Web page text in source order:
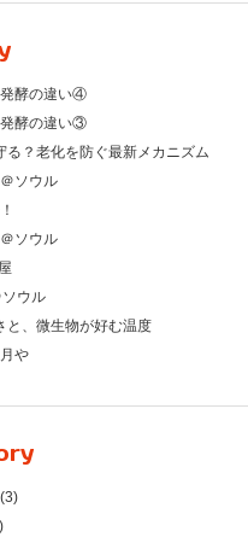
発酵の違い④
発酵の違い③
る？老化を防ぐ最新メカニズム
ソウル
ソウル
ウル
と、微生物が好む温度
や